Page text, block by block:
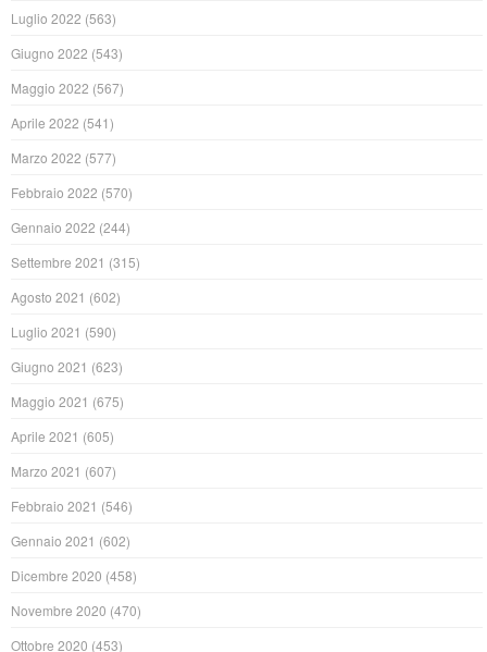
Luglio 2022 (563)
Giugno 2022 (543)
Maggio 2022 (567)
Aprile 2022 (541)
Marzo 2022 (577)
Febbraio 2022 (570)
Gennaio 2022 (244)
Settembre 2021 (315)
Agosto 2021 (602)
Luglio 2021 (590)
Giugno 2021 (623)
Maggio 2021 (675)
Aprile 2021 (605)
Marzo 2021 (607)
Febbraio 2021 (546)
Gennaio 2021 (602)
Dicembre 2020 (458)
Novembre 2020 (470)
Ottobre 2020 (453)